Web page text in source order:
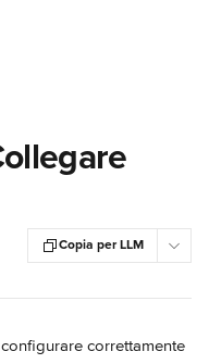
Copia per LLM
correttamente